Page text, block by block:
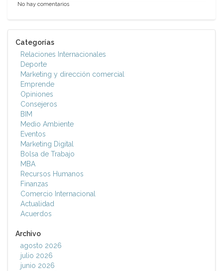
No hay comentarios
Categorías
Relaciones Internacionales
Deporte
Marketing y dirección comercial
Emprende
Opiniones
Consejeros
BIM
Medio Ambiente
Eventos
Marketing Digital
Bolsa de Trabajo
MBA
Recursos Humanos
Finanzas
Comercio Internacional
Actualidad
Acuerdos
Archivo
agosto 2026
julio 2026
junio 2026